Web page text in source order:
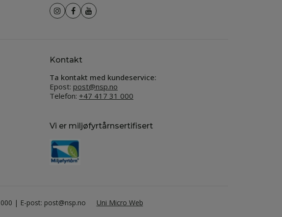
Kontakt
Ta kontakt med kundeservice:
Epost: post@nsp.no
Telefon: +47 417 31 000
Vi er miljøfyrtårnsertifisert
| E-post: post@nsp.no Uni Micro Web